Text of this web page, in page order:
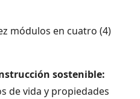
módulos en cuatro (4)
sostenible:
de vida y propiedades